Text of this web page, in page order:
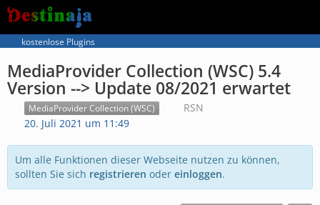
kostenlose Plugins
MediaProvider Collection (WSC) 5.4
Version --> Update 08/2021 erwartet
MediaProvider Collection (WSC)
RSN
20. Juli 2021 um 11:49
Um alle Funktionen dieser Webseite nutzen zu können,
sollten Sie sich registrieren oder einloggen.